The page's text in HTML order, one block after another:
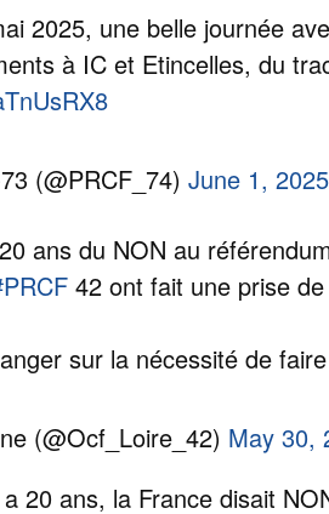
2025, une belle journée
à IC et Etincelles, du
(@PRCF_74) June 1, 2025
ans du NON au
42 ont fait une prise
sur la nécessité de
(@Ocf_Loire_42) May 30,
20 ans, la France disait